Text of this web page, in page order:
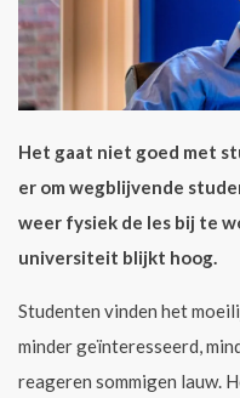
Het gaat niet goed met
er om wegblijvende
weer fysiek de les bij te
universiteit blijkt hoog.
Studenten vinden het
minder geïnteresseerd,
reageren sommigen lauw.